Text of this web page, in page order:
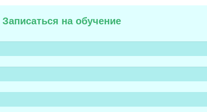
Записаться на обучение